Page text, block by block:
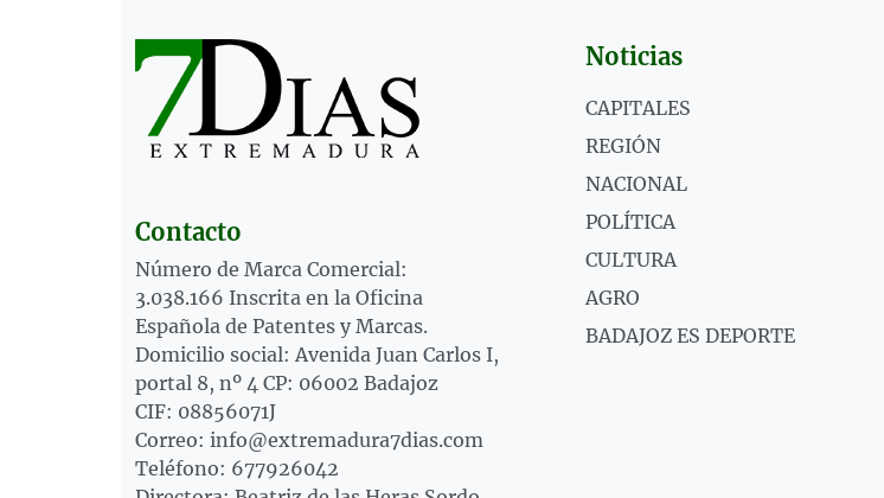
Contacto
Número de Marca Comercial:
3.038.166 Inscrita en la Oficina
Española de Patentes y Marcas.
Domicilio social: Avenida Juan Carlos I,
portal 8, nº 4 CP: 06002 Badajoz
CIF: 08856071J
Correo: info@extremadura7dias.com
Teléfono: 677926042
Noticias
CAPITALES
REGIÓN
NACIONAL
POLÍTICA
CULTURA
AGRO
BADAJOZ ES DEPORTE